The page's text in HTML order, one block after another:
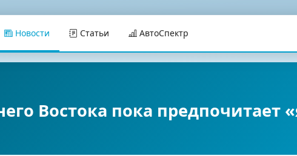
Новости Статьи АвтоСпектр
Востока пока предпочитает